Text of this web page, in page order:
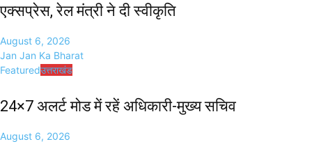
एक्सप्रेस, रेल मंत्री ने दी स्वीकृति
August 6, 2026
Jan Jan Ka Bharat
Featuredउत्तराखंड
24×7 अलर्ट मोड में रहें अधिकारी-मुख्य सचिव
August 6, 2026